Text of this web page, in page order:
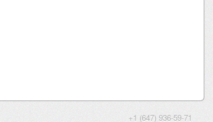
+1 (647) 936-59-71